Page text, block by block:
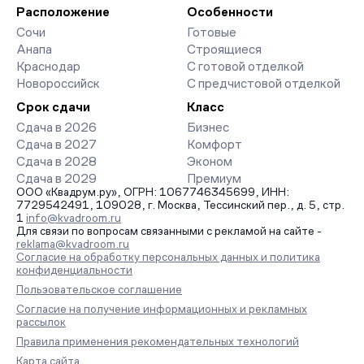
организует просмотр и поможет одобрить ипотеку по
минимальной ставке. Чтобы зафиксировать цену, оставьте
заявку на обратный звонок.
Расположение
Сочи
Анапа
Краснодар
Новороссийск
Особенности
Готовые
Строящиеся
С готовой отделкой
С предчистовой отделкой
Срок сдачи
Сдача в 2026
Сдача в 2027
Сдача в 2028
Сдача в 2029
Класс
Бизнес
Комфорт
Эконом
Премиум
ООО «Квадрум.ру», ОГРН: 1067746345699, ИНН:
7729542491, 109028, г. Москва, Тессинский пер., д. 5, стр.
1 info@kvadroom.ru
Для связи по вопросам связанными с рекламой на сайте -
reklama@kvadroom.ru
Согласие на обработку персональных данных и политика
конфиденциальности
Пользовательское соглашение
Согласие на получение информационных и рекламных
рассылок
Правила применения рекомендательных технологий
Карта сайта